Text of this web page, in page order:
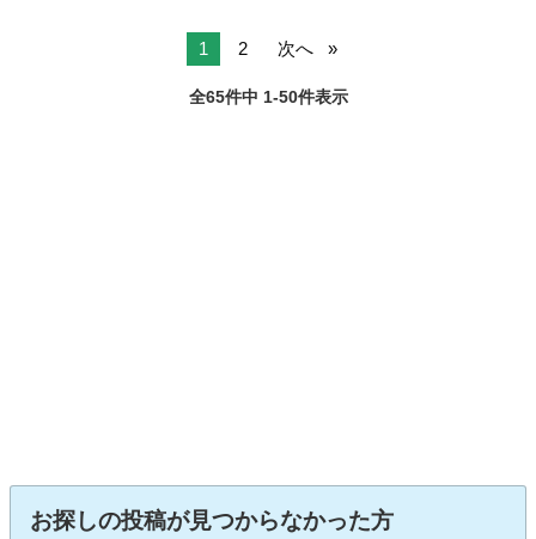
1 2 次へ
全65件中 1-50件表示
お探しの投稿が見つからなかった方